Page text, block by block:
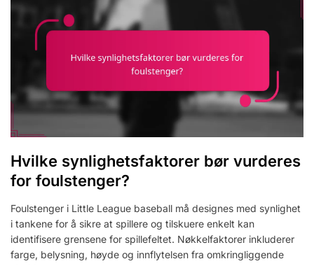
Hvilke synlighetsfaktorer bør vurderes
for foulstenger?
Foulstenger i Little League baseball må designes med synlighet
i tankene for å sikre at spillere og tilskuere enkelt kan
identifisere grensene for spillefeltet. Nøkkelfaktorer inkluderer
farge, belysning, høyde og innflytelsen fra omkringliggende